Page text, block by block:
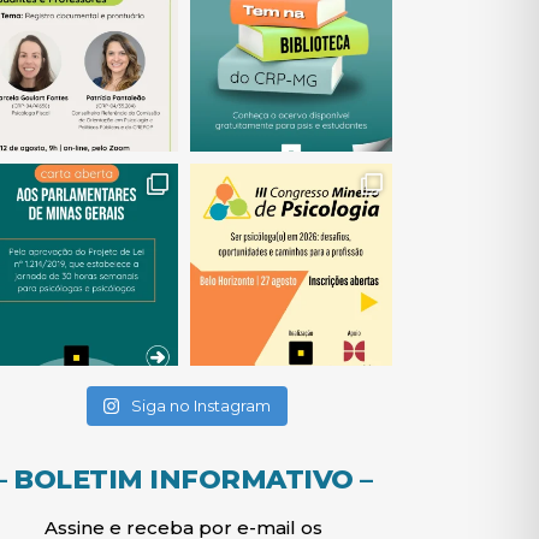
(abre em nova janela) (abre em nova janela)
Siga no Instagram(abre em nova janela)
BOLETIM INFORMATIVO –
Assine e receba por e-mail os